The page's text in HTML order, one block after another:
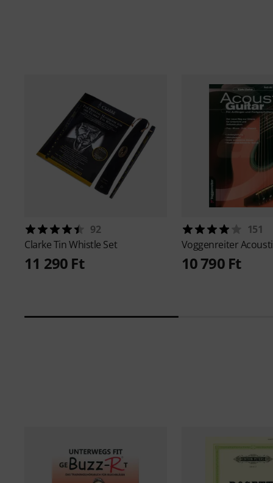
92
ClarkeTin Whistle Set
11 290 Ft
151
Voggenreiter
10 790 Ft